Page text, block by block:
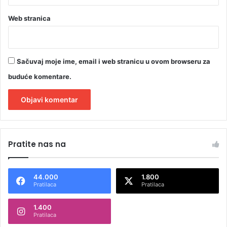
Web stranica
Sačuvaj moje ime, email i web stranicu u ovom browseru za
buduće komentare.
t
n
t
Pratite nas na
44.000
Pratilaca
1.800
Pratilaca
1.400
Pratilaca